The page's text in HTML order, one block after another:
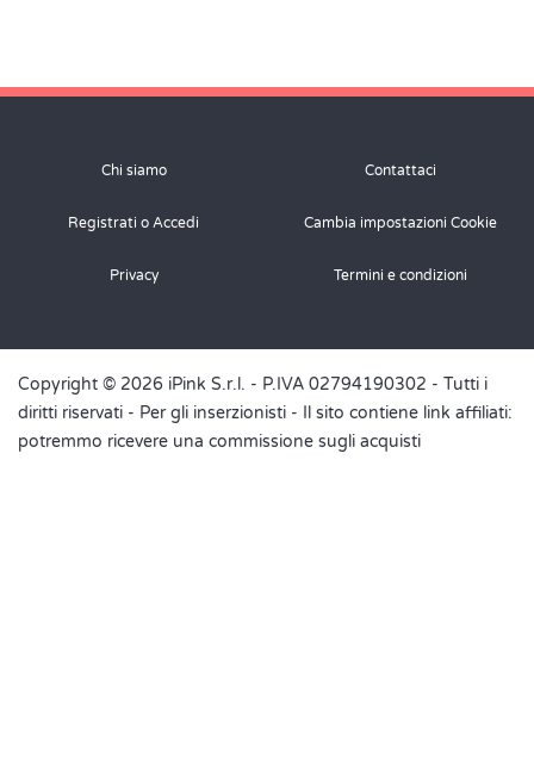
Chi siamo Contattaci
Registrati o Accedi Cambia impostazioni Cookie
Privacy Termini e condizioni
Copyright © 2026 iPink S.r.l. - P.IVA 02794190302 - Tutti i
diritti riservati - Per gli inserzionisti - Il sito contiene link affiliati:
potremmo ricevere una commissione sugli acquisti